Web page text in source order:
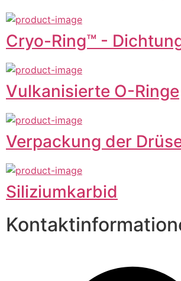
Cryo-Ring™ -
Vulkanisierte O-Ringe
Verpackung der
Siliziumkarbid